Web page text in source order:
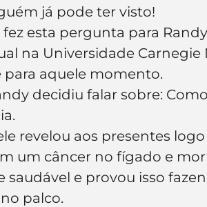
nome de empresa
já pode ter visto!
esta pergunta para
na Universidade
para aquele momento.
decidiu falar sobre:
revelou aos presentes
um câncer no fígado e
saudável e provou isso
palco.